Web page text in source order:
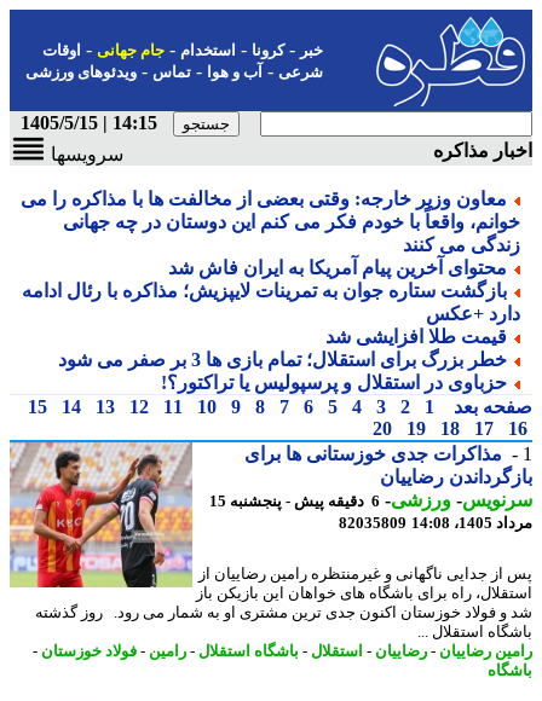
-کرونا-استخدام- جام جهانی-اوقات
شرعی-آب و هوا-تماس-ویدئوهای ورزشی
14:15 | 1405/5/15
مذاکره
سرویسها
معاون وزیر خارجه: وقتی بعضی از مخالفت ها با مذاکره را می
واقعاً با خودم فکر می کنم این دوستان در چه جهانی
می کنند
محتوای آخرین پیام آمریکا به ایران فاش شد
بازگشت ستاره جوان به تمرینات لایپزیش؛ مذاکره با رئال ادامه
+عکس
قیمت طلا افزایشی شد
خطر بزرگ برای استقلال؛ تمام بازی ها 3 بر صفر می شود
حزباوی در استقلال و پرسپولیس یا تراکتور؟!
بعد
1
2
3
4
5
6
7
8
9
10
11
12
13
14
15
17
18
19
20
مذاکرات جدی خوزستانی ها برای
رضاییان
-ورزشی-
6 دقیقه پیش - پنجشنبه 15
14:08
82035809
جدایی ناگهانی و غیرمنتظره رامین رضاییان از
راه برای باشگاه های خواهان این بازیکن باز
فولاد خوزستان اکنون جدی ترین مشتری او به شمار می رود. روز گذشته
استقلال ...
رضاییان-رضاییان-استقلال-باشگاه استقلال-رامین -فولاد خوزستان-